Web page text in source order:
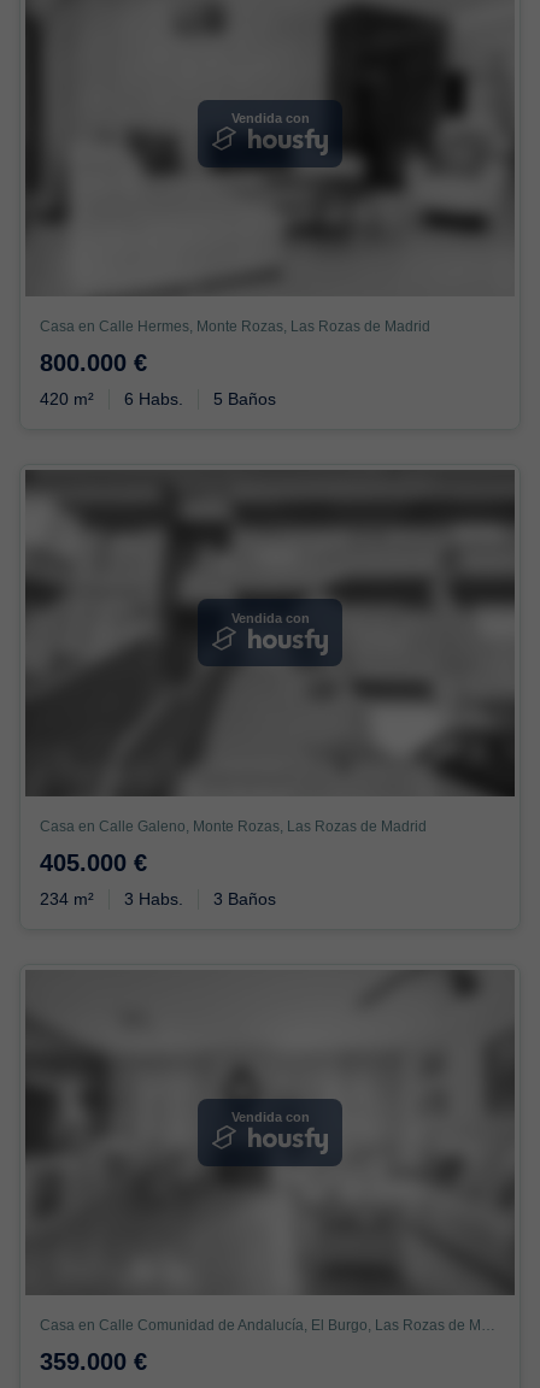
Vendida con
Casa en Calle Hermes, Monte Rozas, Las Rozas de Madrid
800.000 €
420 m² 6 Habs. 5 Baños
Vendida con
Casa en Calle Galeno, Monte Rozas, Las Rozas de Madrid
405.000 €
234 m² 3 Habs. 3 Baños
Vendida con
Casa en Calle Comunidad de Andalucía, El Burgo, Las Rozas de Madrid
359.000 €